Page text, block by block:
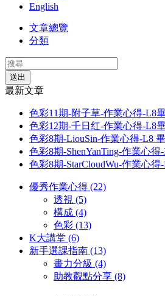
English
文章總覽
分類
送出
最新文章
色彩11期-附子草-作業心得-L8
色彩12期-千日红-作業心得-L8
色彩8期-LiouSin-作業心得-L8
色彩8期-ShenYanTing-作業心
色彩8期-StarCloudWu-作業心得
優秀作業心得 (22)
透視 (5)
構成 (4)
色彩 (13)
K大講堂 (6)
新手選課指南 (13)
畫力分級 (4)
助教觀點分享 (8)